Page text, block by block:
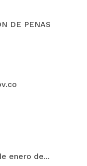
DE PENAS
enero de...